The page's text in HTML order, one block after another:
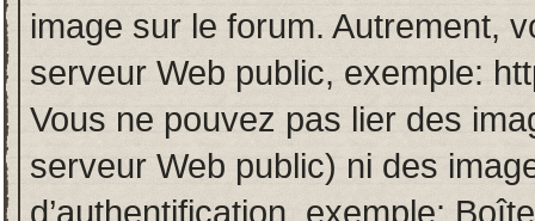
image sur le forum. Autrement,
serveur Web public, exemple:
Vous ne pouvez pas lier des
serveur Web public) ni des
d’authentification, exemple: